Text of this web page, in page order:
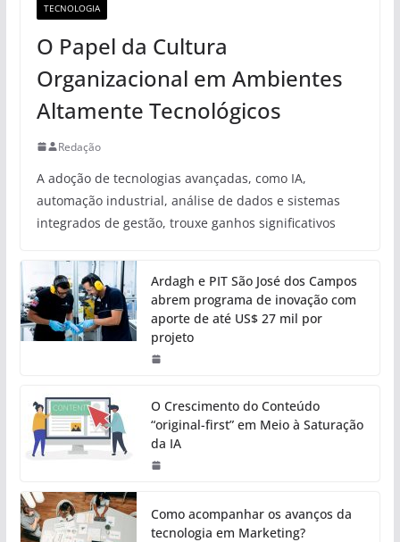
TECNOLOGIA
O Papel da Cultura
Organizacional em Ambientes
Altamente Tecnológicos
Redação
A adoção de tecnologias avançadas, como IA,
automação industrial, análise de dados e sistemas
integrados de gestão, trouxe ganhos significativos
Ardagh e PIT São José dos Campos
abrem programa de inovação com
aporte de até US$ 27 mil por
projeto
O Crescimento do Conteúdo
“original-first” em Meio à Saturação
da IA
Como acompanhar os avanços da
tecnologia em Marketing?